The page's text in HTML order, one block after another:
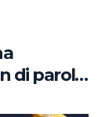
di parole